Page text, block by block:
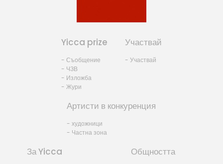
Yicca prize
- Съобщение
- ЧЗВ
- Изложба
- Жури
Участвай
- Участвай
Артисти в конкуренция
- художници
- Частна зона
За Yicca Общността